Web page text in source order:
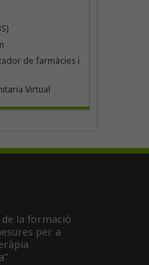
de farmàcies i
Virtual
de la formació
per a